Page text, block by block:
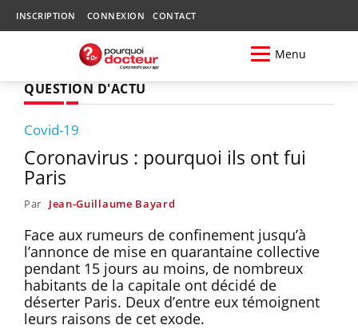
INSCRIPTION CONNEXION CONTACT
Menu
QUESTION D'ACTU
Covid-19
Coronavirus : pourquoi ils ont fui
Paris
Par Jean-Guillaume Bayard
Face aux rumeurs de confinement jusqu’à
l’annonce de mise en quarantaine collective
pendant 15 jours au moins, de nombreux
habitants de la capitale ont décidé de
déserter Paris. Deux d’entre eux témoignent
leurs raisons de cet exode.